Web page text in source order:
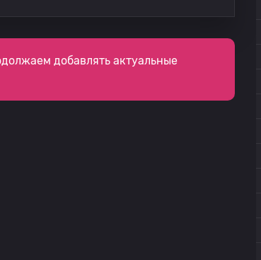
добавлять актуальные